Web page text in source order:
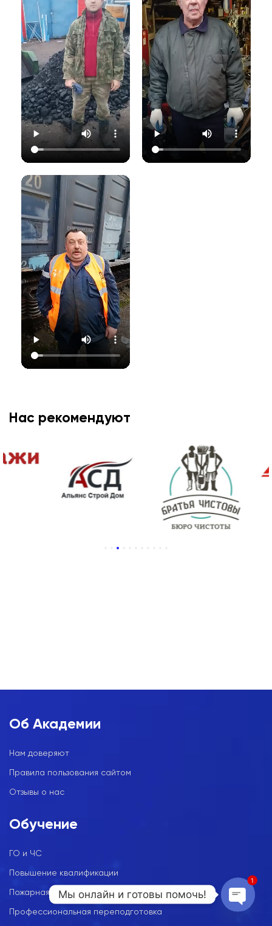
Нас рекомендуют
Об Академии
Нам доверяют
Правила пользования сайтом
Отзывы о нас
Обучение
ГО и ЧС
Повышение квалификации
Пожарная безопасность
Профессиональная переподготовка
Мы онлайн и готовы помочь!
1